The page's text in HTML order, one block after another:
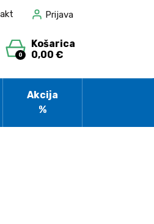
Prijava
0
Košarica
0,00 €
Akcija
%